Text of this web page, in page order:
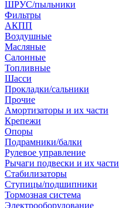
ШРУС/пыльники
Фильтры
АКПП
Воздушные
Масляные
Салонные
Топливные
Шасси
Прокладки/сальники
Прочие
Амортизаторы и их части
Крепежи
Опоры
Подрамники/балки
Рулевое управление
Рычаги подвески и их части
Стабилизаторы
Ступицы/подшипники
Тормозная система
Электрооборудование